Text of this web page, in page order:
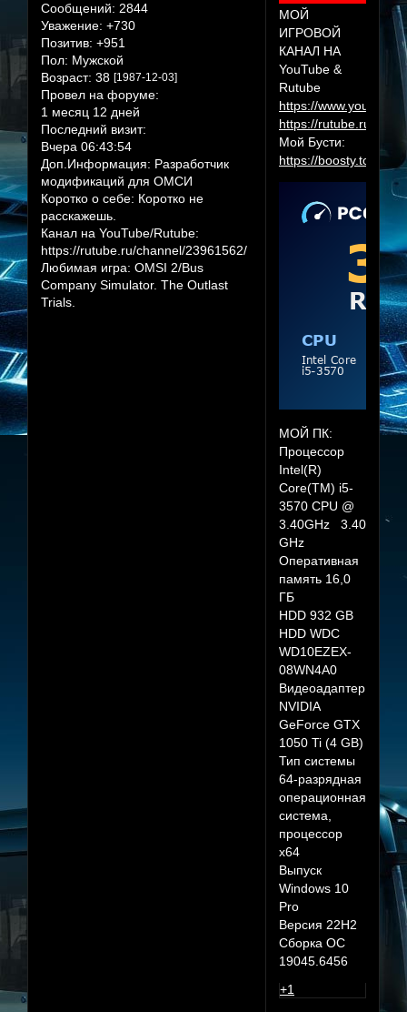
Сообщений: 2844
Уважение: +730
Позитив: +951
Пол: Мужской
Возраст: 38 [1987-12-03]
Провел на форуме:
1 месяц 12 дней
Последний визит:
Вчера 06:43:54
Доп.Информация: Разработчик
модификаций для ОМСИ
Коротко о себе: Коротко не
расскажешь.
Канал на YouTube/Rutube:
https://rutube.ru/channel/23961562/
Любимая игра: OMSI 2/Bus
Company Simulator. The Outlast
Trials.
МОЙ
ИГРОВОЙ
КАНАЛ НА
YouTube &
Rutube
https://
https://rutube.ru/
Мой Бусти:
https://boosty.to/
МОЙ ПК:
Процессор
Intel(R)
Core(TM) i5-
3570 CPU @
3.40GHz 3.40
GHz
Оперативная
память 16,0
ГБ
HDD 932 GB
HDD WDC
WD10EZEX-
08WN4A0
Видеоадаптер
NVIDIA
GeForce GTX
1050 Ti (4 GB)
Тип системы
64-разрядная
операционная
система,
процессор
x64
Выпуск
Windows 10
Pro
Версия 22H2
Сборка ОС
19045.6456
+1